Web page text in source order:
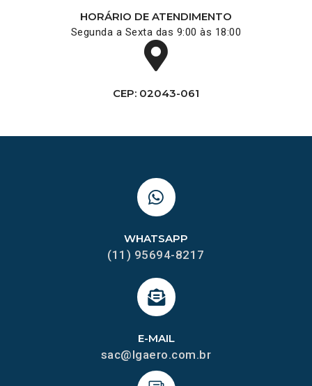
HORÁRIO DE ATENDIMENTO
Segunda a Sexta das 9:00 às 18:00
CEP: 02043-061
E-MAIL
sac@lgaero.com.br
WHATSAPP
(11) 95694-8217